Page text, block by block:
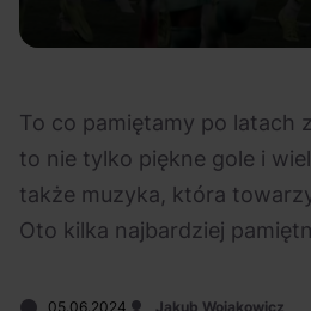
Polecane 06.08.2026
To co pamiętamy po latach
to nie tylko piękne gole i
także muzyka, która
Oto kilka najbardziej
05.06.2024 Jakub Wojakowicz